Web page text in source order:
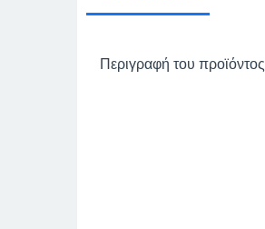
Περιγραφή του προϊόντος